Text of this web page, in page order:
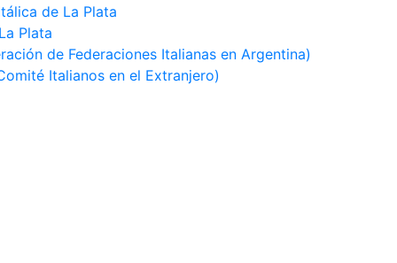
de La Plata
Plata
de Federaciones Italianas en Argentina)
Italianos en el Extranjero)